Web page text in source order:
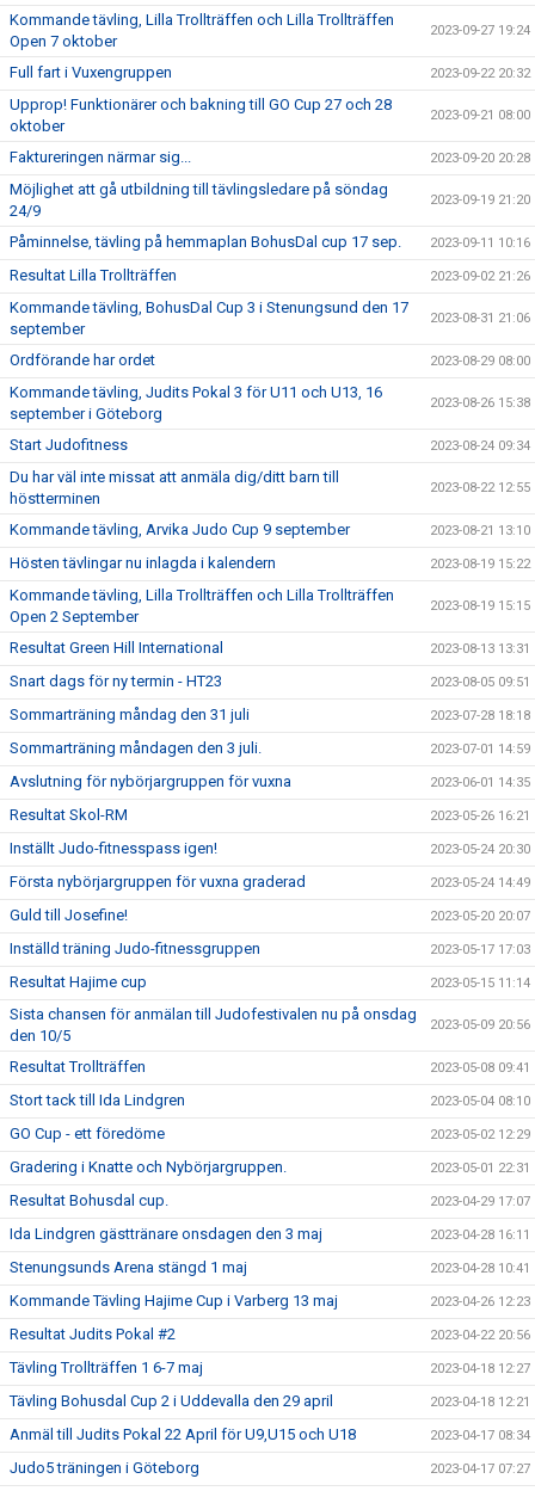
Kommande tävling, Lilla Trollträffen och Lilla Trollträffen
Open 7 oktober
2023-09-27 19:24
Full fart i Vuxengruppen 2023-09-22 20:32
Upprop! Funktionärer och bakning till GO Cup 27 och 28
oktober
2023-09-21 08:00
Faktureringen närmar sig... 2023-09-20 20:28
Möjlighet att gå utbildning till tävlingsledare på söndag
24/9
2023-09-19 21:20
Påminnelse, tävling på hemmaplan BohusDal cup 17 sep. 2023-09-11 10:16
Resultat Lilla Trollträffen 2023-09-02 21:26
Kommande tävling, BohusDal Cup 3 i Stenungsund den 17
september
2023-08-31 21:06
Ordförande har ordet 2023-08-29 08:00
Kommande tävling, Judits Pokal 3 för U11 och U13, 16
september i Göteborg
2023-08-26 15:38
Start Judofitness 2023-08-24 09:34
Du har väl inte missat att anmäla dig/ditt barn till
höstterminen
2023-08-22 12:55
Kommande tävling, Arvika Judo Cup 9 september 2023-08-21 13:10
Hösten tävlingar nu inlagda i kalendern 2023-08-19 15:22
Kommande tävling, Lilla Trollträffen och Lilla Trollträffen
Open 2 September
2023-08-19 15:15
Resultat Green Hill International 2023-08-13 13:31
Snart dags för ny termin - HT23 2023-08-05 09:51
Sommarträning måndag den 31 juli 2023-07-28 18:18
Sommarträning måndagen den 3 juli. 2023-07-01 14:59
Avslutning för nybörjargruppen för vuxna 2023-06-01 14:35
Resultat Skol-RM 2023-05-26 16:21
Inställt Judo-fitnesspass igen! 2023-05-24 20:30
Första nybörjargruppen för vuxna graderad 2023-05-24 14:49
Guld till Josefine! 2023-05-20 20:07
Inställd träning Judo-fitnessgruppen 2023-05-17 17:03
Resultat Hajime cup 2023-05-15 11:14
Sista chansen för anmälan till Judofestivalen nu på onsdag
den 10/5
2023-05-09 20:56
Resultat Trollträffen 2023-05-08 09:41
Stort tack till Ida Lindgren 2023-05-04 08:10
GO Cup - ett föredöme 2023-05-02 12:29
Gradering i Knatte och Nybörjargruppen. 2023-05-01 22:31
Resultat Bohusdal cup. 2023-04-29 17:07
Ida Lindgren gästtränare onsdagen den 3 maj 2023-04-28 16:11
Stenungsunds Arena stängd 1 maj 2023-04-28 10:41
Kommande Tävling Hajime Cup i Varberg 13 maj 2023-04-26 12:23
Resultat Judits Pokal #2 2023-04-22 20:56
Tävling Trollträffen 1 6-7 maj 2023-04-18 12:27
Tävling Bohusdal Cup 2 i Uddevalla den 29 april 2023-04-18 12:21
Anmäl till Judits Pokal 22 April för U9,U15 och U18 2023-04-17 08:34
Judo5 träningen i Göteborg 2023-04-17 07:27